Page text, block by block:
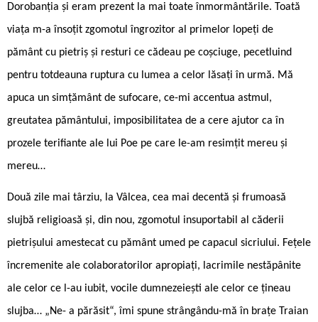
Dorobanția și eram prezent la mai toate înmormântările. Toată
viața m-a însoțit zgomotul îngrozitor al primelor lopeți de
pământ cu pietriș și resturi ce cădeau pe coșciuge, pecetluind
pentru totdeauna ruptura cu lumea a celor lăsați în urmă. Mă
apuca un simțământ de sufocare, ce-mi accentua astmul,
greutatea pământului, imposibilitatea de a cere ajutor ca în
prozele terifiante ale lui Poe pe care le-am resimțit mereu și
mereu…
Două zile mai târziu, la Vâlcea, cea mai decentă și frumoasă
slujbă religioasă și, din nou, zgomotul insuportabil al căderii
pietrișului amestecat cu pământ umed pe capacul sicriului. Fețele
încremenite ale colaboratorilor apropiați, lacrimile nestăpânite
ale celor ce l-au iubit, vocile dumnezeiești ale celor ce țineau
slujba… „Ne- a părăsit“, îmi spune strângându-mă în brațe Traian